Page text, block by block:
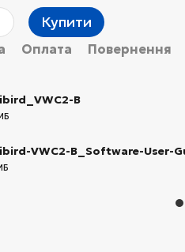
Купити
Оплата
Повернення
B
VWC2-B_Software-User-